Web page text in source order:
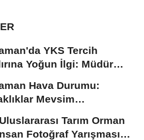
YKS Tercih
Yoğun İlgi: Müdür
Hava Durumu:
Mevsim
Tarım Orman
Fotoğraf Yarışması